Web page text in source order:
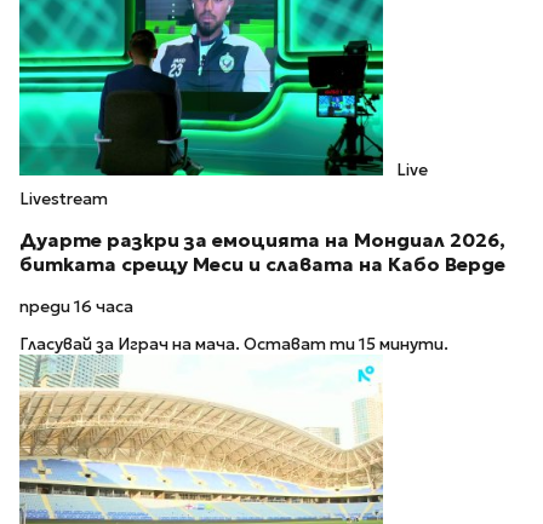
Live
Livestream
Дуарте разкри за емоцията на Мондиал 2026,
битката срещу Меси и славата на Кабо Верде
преди 16 часа
Гласувай за Играч на мача. Остават ти 15 минути.